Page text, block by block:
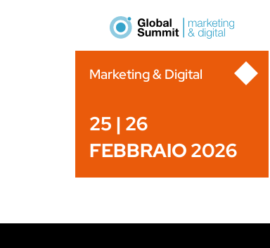
Marketing & Digital
25 | 26
FEBBRAIO 2026